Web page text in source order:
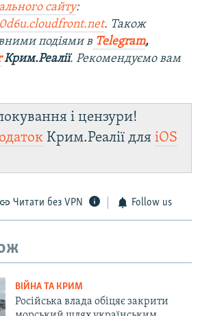
сайту:
. Також
подіями в Telegram,
Крим.Реалії. Рекомендуємо вам
і цензури!
Крим.Реалії для iOS
Читати без VPN Follow us
ВІЙНА ТА КРИМ
Російська влада обіцяє закрити